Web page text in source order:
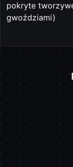
pokryte
gwoździami)
Pomiń